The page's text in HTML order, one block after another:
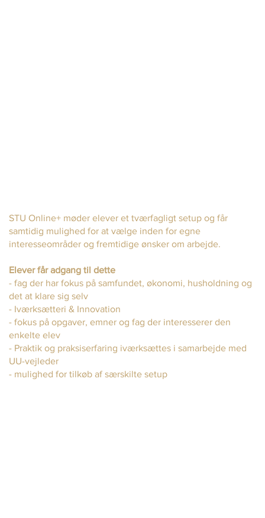
STU Online+ møder elever et tværfagligt setup og får
samtidig mulighed for at vælge inden for egne
interesseområder og fremtidige ønsker om arbejde.
Elever får adgang til dette
- fag der har fokus på samfundet, økonomi, husholdning og
det at klare sig selv
- Iværksætteri & Innovation
- fokus på opgaver, emner og fag der interesserer den
enkelte elev
- Praktik og praksiserfaring iværksættes i samarbejde med
UU-vejleder
- mulighed for tilkøb af særskilte setup